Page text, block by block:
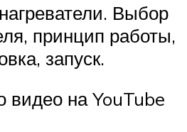
Выбор
принцип работы,
запуск.
видео на YouTube